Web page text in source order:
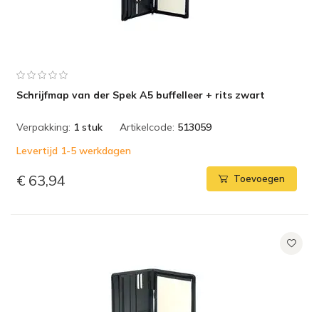
Schrijfmap van der Spek A5 buffelleer + rits zwart
Verpakking: 1 stuk Artikelcode: 513059
Levertijd 1-5 werkdagen
€ 63,94 Toevoegen